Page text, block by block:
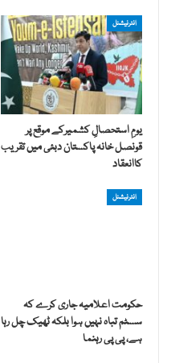
انٹرنیشنل
یومِ استحصالِ کشمیرکے موقع پر
قونصل خانہ پاکستان دبئی میں تقریب
کاانعقاد
انٹرنیشنل
حکومت اعلامیہ جاری کرے کہ
سسٹم تباہ نہیں ہوا بلکہ ٹھیک چل رہا
ہے، پی پی رہنما